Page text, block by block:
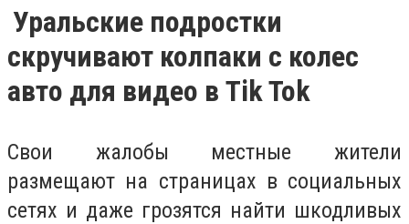
Уральские подростки
скручивают колпаки с колес
авто для видео в Tik Tok
Свои жалобы местные жители
размещают на страницах в социальных
сетях и даже грозятся найти шкодливых